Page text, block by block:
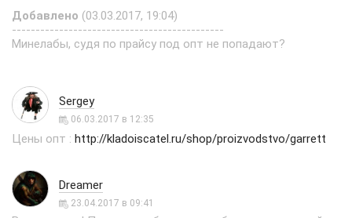
Добавлено (03.03.2017, 19:04)
---------------------------------------------
Минелабы, судя по прайсу под опт не попадают?
Sergey
06.03.2017 в 12:35
Цены опт : http://kladoiscatel.ru/shop/proizvodstvo/garrett
Dreamer
23.04.2017 в 09:41